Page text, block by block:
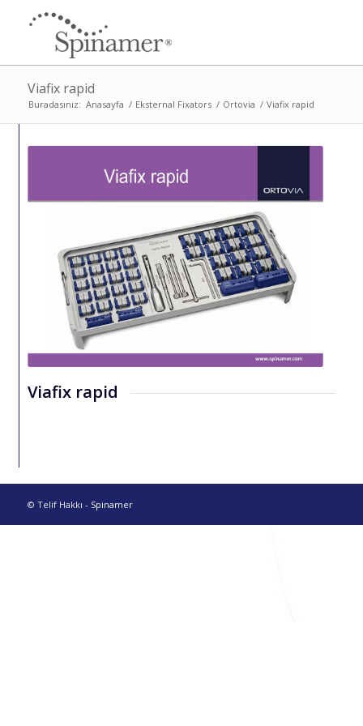
Viafix rapid
Buradasınız: Anasayfa / Eksternal Fixators / Ortovia / Viafix rapid
Viafix rapid
© Telif Hakkı - Spinamer